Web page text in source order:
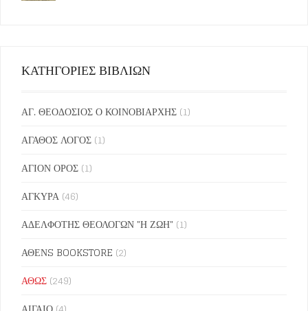
ΚΑΤΗΓΟΡΙΕΣ ΒΙΒΛΙΩΝ
ΑΓ. ΘΕΟΔΟΣΙΟΣ Ο ΚΟΙΝΟΒΙΑΡΧΗΣ (1)
ΑΓΑΘΟΣ ΛΟΓΟΣ (1)
ΑΓΙΟΝ ΟΡΟΣ (1)
ΑΓΚΥΡΑ (46)
ΑΔΕΛΦΟΤΗΣ ΘΕΟΛΟΓΩΝ "Η ΖΩΗ" (1)
ΑΘΕΝS BOOKSTORE (2)
ΑΘΩΣ (249)